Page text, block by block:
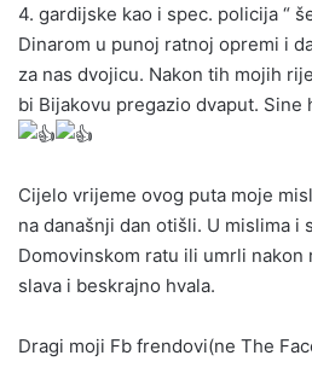
4. gardijske kao i spec. policija “
Dinarom u punoj ratnoj opremi i
za nas dvojicu. Nakon tih mojih
bi Bijakovu pregazio dvaput. Sine
Cijelo vrijeme ovog puta moje
na današnji dan otišli. U mislima i
Domovinskom ratu ili umrli nakon
slava i beskrajno hvala.
Dragi moji Fb frendovi(ne The